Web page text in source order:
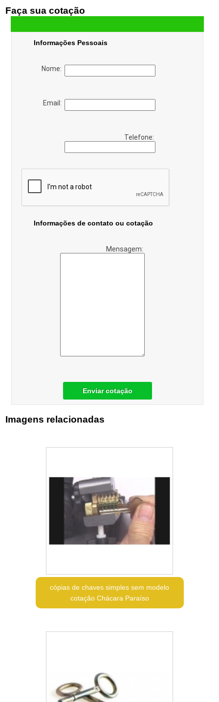
Faça sua cotação
Informações Pessoais
Nome:
Email:
Telefone:
Informações de contato ou cotação
Mensagem:
Enviar cotação
Imagens relacionadas
cópias de chaves simples sem modelo
cotação Chácara Paraíso